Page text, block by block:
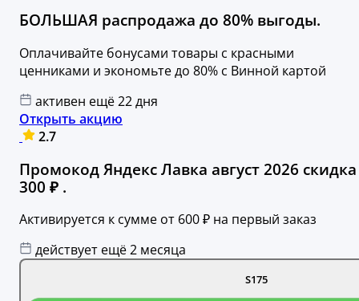
БОЛЬШАЯ распродажа до 80% выгоды.
Оплачивайте бонусами товары с красными
ценниками и экономьте до 80% с Винной картой
активен ещё 22 дня
Открыть акцию
2.7
Промокод Яндекс Лавка август 2026 скидка
300 ₽ .
Активируется к сумме от 600 ₽ на первый заказ
действует ещё 2 месяца
S175